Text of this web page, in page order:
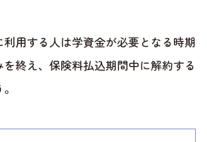
用する人は学資金が必要となる時期
終え、保険料払込期間中に解約する